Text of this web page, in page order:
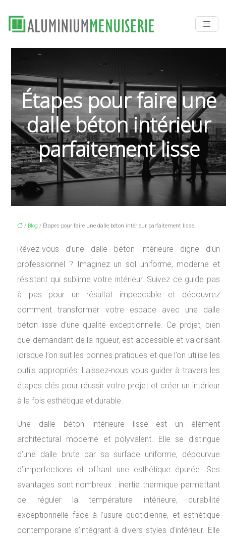
Étapes pour faire une
dalle béton intérieur
parfaitement lisse
/ Blog / Étapes pour faire une dalle béton intérieur parfaitement lisse
Rêvez-vous d’une dalle béton intérieure digne d’un
professionnel ? Imaginez un sol uniforme, moderne et
résistant qui sublime votre intérieur. Suivez ce guide pas
à pas pour un résultat impeccable et découvrez
comment transformer votre espace avec une dalle
béton lisse d’une qualité exceptionnelle. Ce projet, bien
que demandant de la rigueur, est accessible et valorisant
lorsque l’on suit les bonnes pratiques et que l’on utilise les
outils appropriés. Laissez-nous vous guider à travers les
étapes clés pour réussir votre projet et créer un intérieur
à la fois esthétique et durable.
Une dalle béton intérieure lisse est un élément
architectural moderne et polyvalent. Elle se distingue
d’une dalle brute par sa surface uniforme, dépourvue
d’imperfections et offrant une esthétique épurée. Ses
avantages sont nombreux : inertie thermique permettant
de réguler la température intérieure, durabilité
exceptionnelle face à l’usure quotidienne, et esthétique
contemporaine s’intégrant à divers styles d’intérieur. Elle